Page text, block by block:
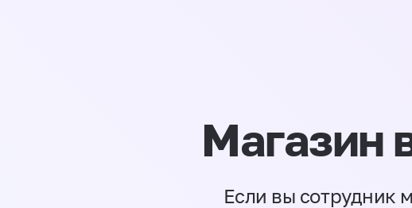
Магазин
Если вы сотрудник